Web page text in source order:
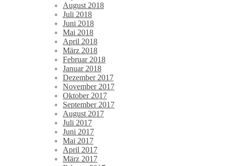
August 2018
Juli 2018
Juni 2018
Mai 2018
April 2018
März 2018
Februar 2018
Januar 2018
Dezember 2017
November 2017
Oktober 2017
September 2017
August 2017
Juli 2017
Juni 2017
Mai 2017
April 2017
März 2017